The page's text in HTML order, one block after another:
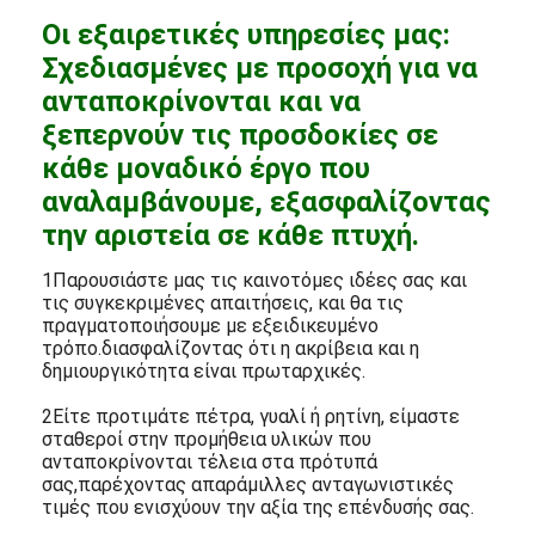
Οι εξαιρετικές υπηρεσίες μας:
Σχεδιασμένες με προσοχή για να
ανταποκρίνονται και να
ξεπερνούν τις προσδοκίες σε
κάθε μοναδικό έργο που
αναλαμβάνουμε, εξασφαλίζοντας
την αριστεία σε κάθε πτυχή.
1Παρουσιάστε μας τις καινοτόμες ιδέες σας και
τις συγκεκριμένες απαιτήσεις, και θα τις
πραγματοποιήσουμε με εξειδικευμένο
τρόπο.διασφαλίζοντας ότι η ακρίβεια και η
δημιουργικότητα είναι πρωταρχικές.
2Είτε προτιμάτε πέτρα, γυαλί ή ρητίνη, είμαστε
σταθεροί στην προμήθεια υλικών που
ανταποκρίνονται τέλεια στα πρότυπά
σας,παρέχοντας απαράμιλλες ανταγωνιστικές
τιμές που ενισχύουν την αξία της επένδυσής σας.